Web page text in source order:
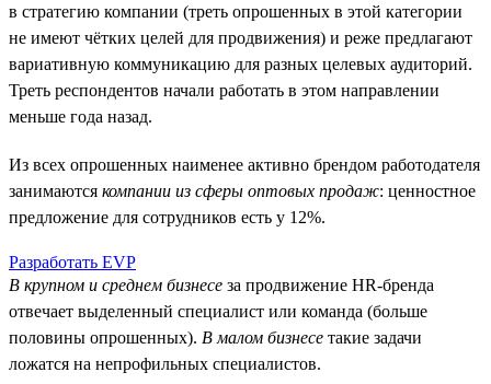
в стратегию компании (треть опрошенных в этой категории
не имеют чётких целей для продвижения) и реже предлагают
вариативную коммуникацию для разных целевых аудиторий.
Треть респондентов начали работать в этом направлении
меньше года назад.
Из всех опрошенных наименее активно брендом работодателя
занимаются компании из сферы оптовых продаж: ценностное
предложение для сотрудников есть у 12%.
Разработать EVP
В крупном и среднем бизнесе за продвижение HR-бренда
отвечает выделенный специалист или команда (больше
половины опрошенных). В малом бизнесе такие задачи
ложатся на непрофильных специалистов.